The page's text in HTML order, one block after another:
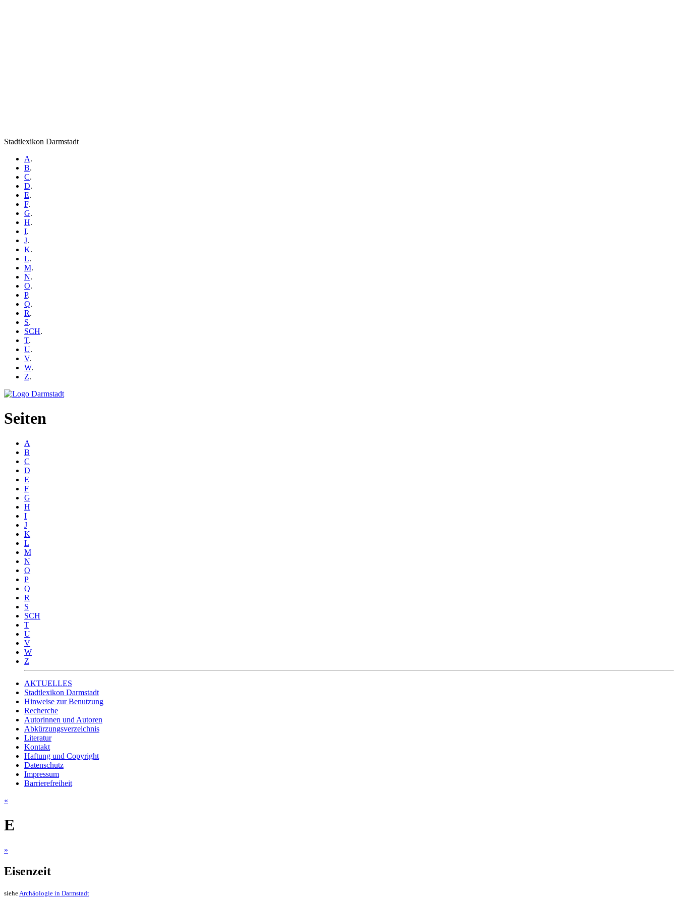
Stadtlexikon Darmstadt
A.
B.
C.
D.
E.
F.
G.
H.
I.
J.
K.
L.
M.
N.
O.
P.
Q.
R.
S.
SCH.
T.
U.
V.
W.
Z.
Seiten
A
B
C
D
E
F
G
H
I
J
K
L
M
N
O
P
Q
R
S
SCH
T
U
V
W
Z
AKTUELLES
Stadtlexikon Darmstadt
Hinweise zur Benutzung
Recherche
Autorinnen und Autoren
Abkürzungsverzeichnis
Literatur
Kontakt
Haftung und Copyright
Datenschutz
Impressum
Barrierefreiheit
«
E
»
Eisenzeit
siehe Archäologie in Darmstadt